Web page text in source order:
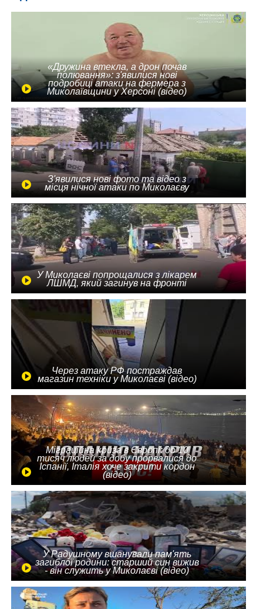
«Дружина втекла, а дрон почав
полювання»: з'явилися нові
подробиці атаки на фермера з
Миколаївщини у Херсоні (відео)
З'явилися нові фото та відео з
місця нічної атаки по Миколаєву
У Миколаєві попрощалися з лікарем
ЛШМД, який загинув на фронті
Через атаку РФ постраждав
магазин техніки у Миколаєві (відео)
Міграційна криза в Європі: до 10
тисяч людей за добу прорвалися до
Іспанії, Італія хоче закрити кордон
(відео)
У Радушному вшанували пам'ять
загиблої родини: старший син вижив
- він служить у Миколаєві (відео)